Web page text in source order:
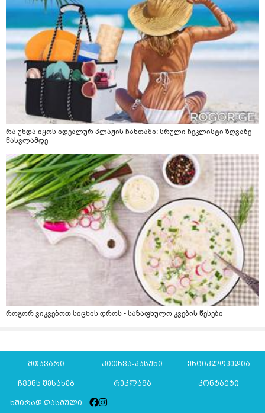
რა უნდა იყოს იდეალურ პლაჟის ჩანთაში: სრული ჩეკლისტი ზღვაზე
წასვლამდე
როგორ ვიკვებოთ სიცხის დროს - საზაფხულო კვების წესები
მთავარი კითხვა-პასუხი ენციკლოპედია
ჩვენს შესახებ რეკლამა კონტაქტი
ხშირად დასმული